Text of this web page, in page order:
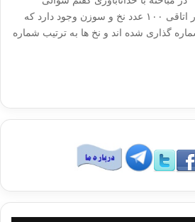
بپرسم؟ گفت: بفرما گفتم در اتاقی ۱۰۰ عدد نخ و سوزن وجود دارد که
گذاری شده اند و نخ ها به ترتیب شماره